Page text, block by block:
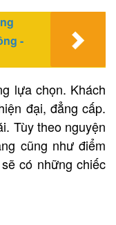
-
lựa chọn. Khách
đại, đẳng cấp.
Tùy theo nguyện
cũng như điểm
có những chiếc